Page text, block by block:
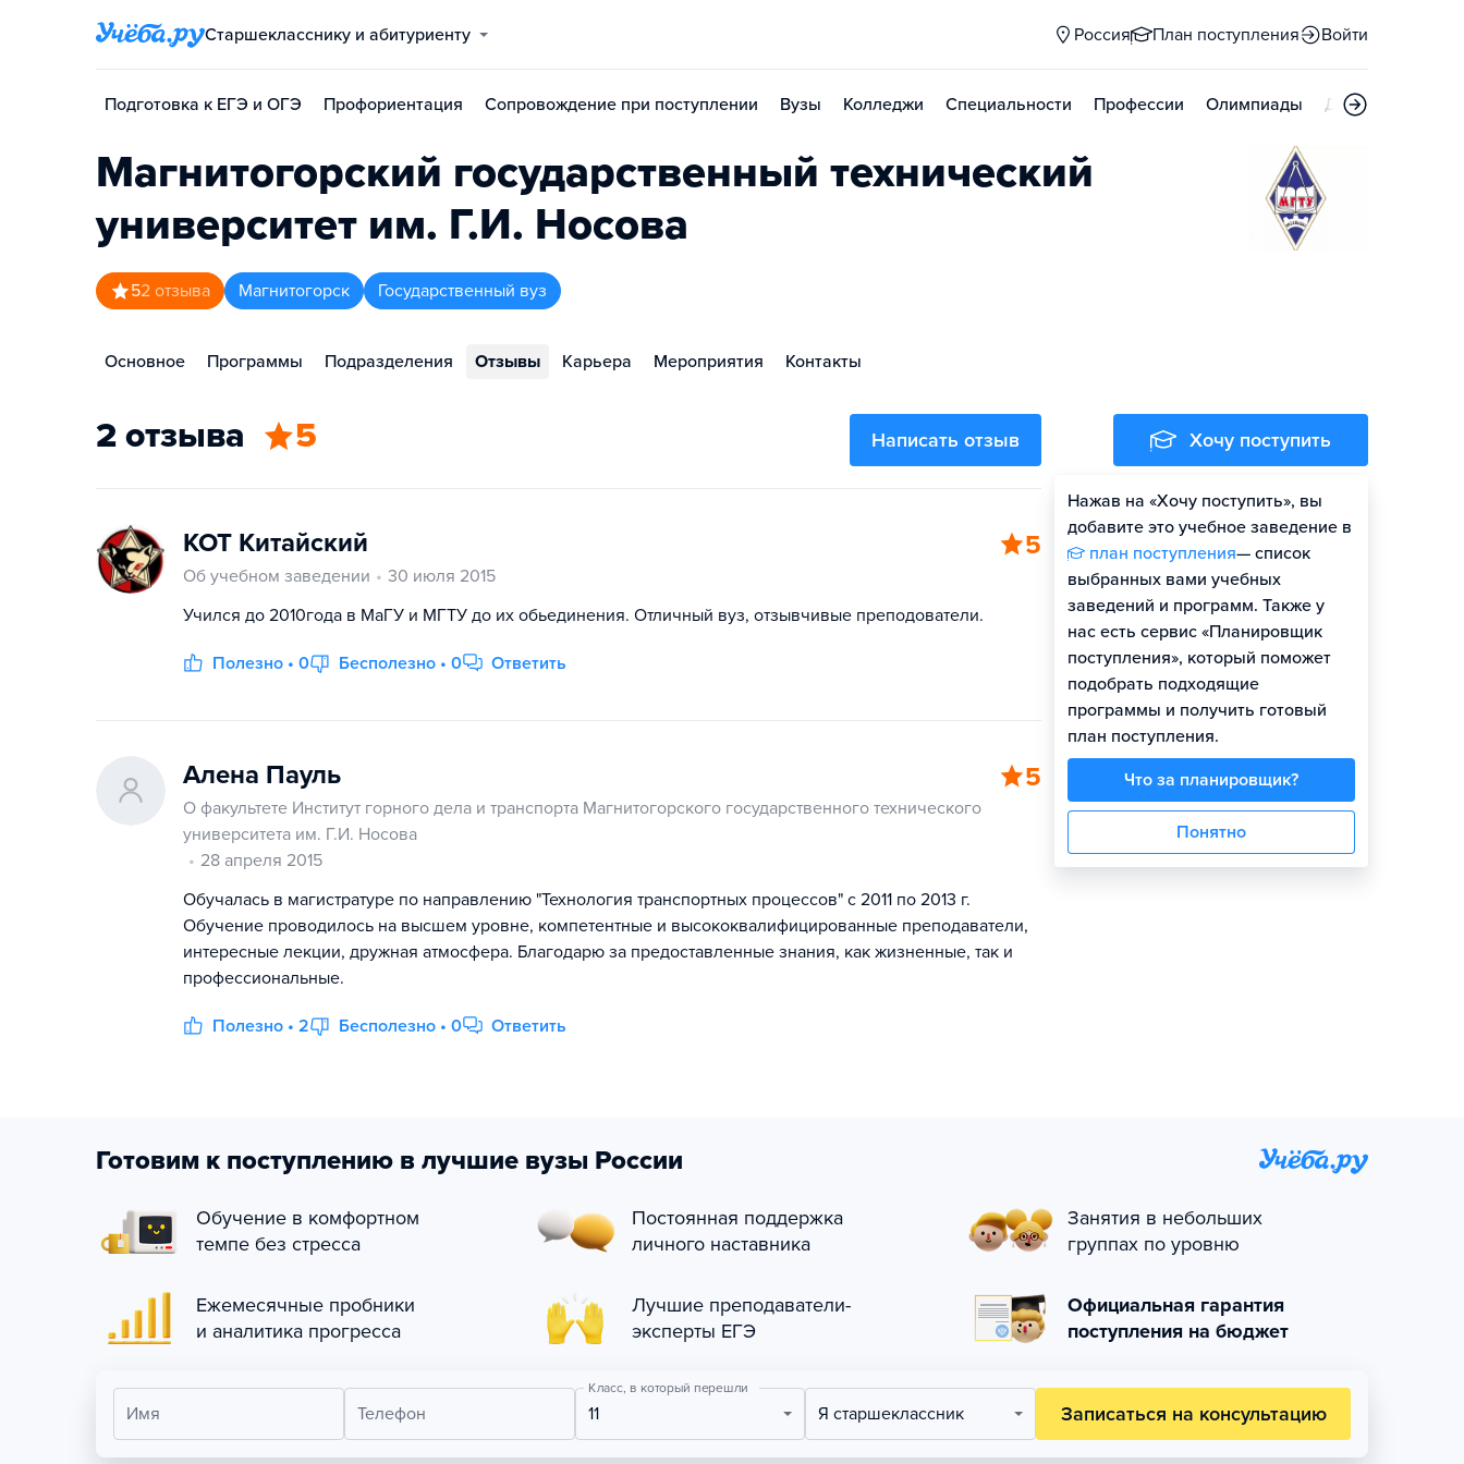
Старшекласснику и абитуриенту Россия План поступления Войти
Подготовка к ЕГЭ и ОГЭ Профориентация Сопровождение при поступлении Вузы Колледжи Специальности Профессии Олимпиады Дни открытых
Магнитогорский государственный технический
университет им. Г.И. Носова
52 отзыва Магнитогорск Государственный вуз
Основное Программы Подразделения Отзывы Карьера Мероприятия Контакты
2 отзыва 5 Написать отзыв
КОТ Китайский 5
Об учебном заведении
30 июля 2015
Учился до 2010года в МаГУ и МГТУ до их обьединения. Отличный вуз, отзывчивые преподователи.
Полезно • 0 Бесполезно • 0 Ответить
Алена Пауль 5
О факультете Институт горного дела и транспорта Магнитогорского государственного технического
университета им. Г.И. Носова
28 апреля 2015
Обучалась в магистратуре по направлению "Технология транспортных процессов" с 2011 по 2013 г.
Обучение проводилось на высшем уровне, компетентные и высококвалифицированные преподаватели,
интересные лекции, дружная атмосфера. Благодарю за предоставленные знания, как жизненные, так и
профессиональные.
Полезно • 2 Бесполезно • 0 Ответить
Хочу поступить
Нажав на «Хочу поступить», вы
добавите это учебное заведение в
план поступления— список
выбранных вами учебных
заведений и программ. Также у
нас есть сервис «Планировщик
поступления», который поможет
подобрать подходящие
программы и получить готовый
план поступления.
Что за планировщик?
Понятно
Оценить шансы
Готовим к поступлению в лучшие вузы России
Обучение в комфортном
темпе без стресса
Постоянная поддержка
личного наставника
Занятия в небольших
группах по уровню
Ежемесячные пробники
и аналитика прогресса
Лучшие преподаватели-
эксперты ЕГЭ
Официальная гарантия
поступления на бюджет
Имя Телефон
Класс, в который перешли
11 Я старшеклассник Записаться на консультацию